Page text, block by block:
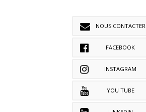
NOUS CONTACTER
FACEBOOK
INSTAGRAM
YOU TUBE